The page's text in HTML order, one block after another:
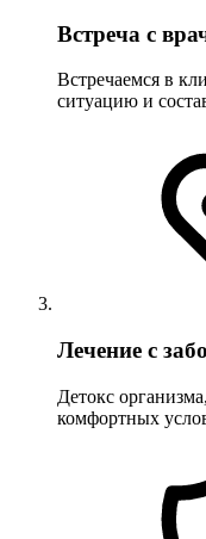
Встреча с
Встречаемся в
ситуацию и
Лечение с
Детокс
комфортных